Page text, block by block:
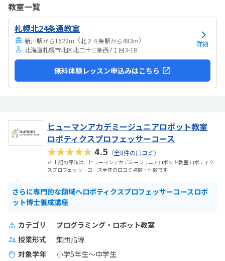
申し訳ありませんが、ロボットは、基本的には自分で進めるので、人
件費がかからないため少し割高かなと思います。科学も都心と遜色な
い価格設定なので決して安くはないかなと思います。スーパーボール
をもってかえれたり、ロボットが動いたりして得るもの...
教室一覧
札幌北24条通教室
新川駅から1622m （北２４条駅から483m）
北海道札幌市北区北二十三条西7丁目3-18
詳細
無料体験レッスン申込みはこちら
ヒューマンアカデミージュニアロボット教室
ロボティクスプロフェッサーコース
★★★★★4.5 （全8件の口コミ）
※ 上記の評価は、ヒューマンアカデミージュニアロボット教室 ロボティク
スプロフェッサーコース全体の口コミ点数・件数です
さらに専門的な領域へロボティクスプロフェッサーコースロボ
ット博士養成講座
カテゴリ
プログラミング・ロボット教室
授業形式
集団指導
対象学年
小学5年生～中学生